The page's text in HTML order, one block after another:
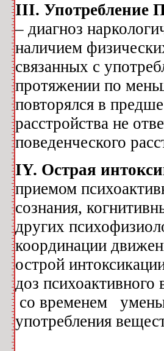
III. Употребление
– диагноз
наличием
связанных с
протяжении по
повторялся в
расстройства не
поведенческого
IY. Острая
приемом
сознания,
других
координации
острой
доз
со временем
употребления